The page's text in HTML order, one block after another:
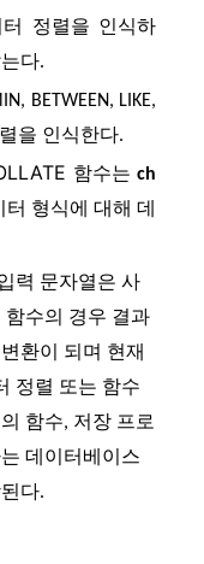
정렬을 인식하
다.
BETWEEN, LIKE,
을 인식한다.
함수는ch
형식에 대해 데
력 문자열은 사
함수의 경우 결과
환이 되며 현재
정렬 또는 함수
함수, 저장 프로
데이터베이스
다.